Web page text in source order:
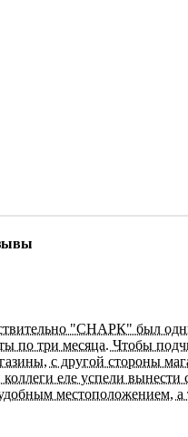
"СНАРК" был
три месяца. Чтобы
с другой стороны
еле успели
местоположением,